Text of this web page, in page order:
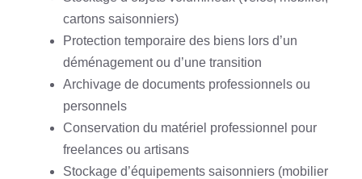
cartons saisonniers)
Protection temporaire des biens lors d’un
déménagement ou d’une transition
Archivage de documents professionnels ou
personnels
Conservation du matériel professionnel pour
freelances ou artisans
Stockage d’équipements saisonniers (mobilier